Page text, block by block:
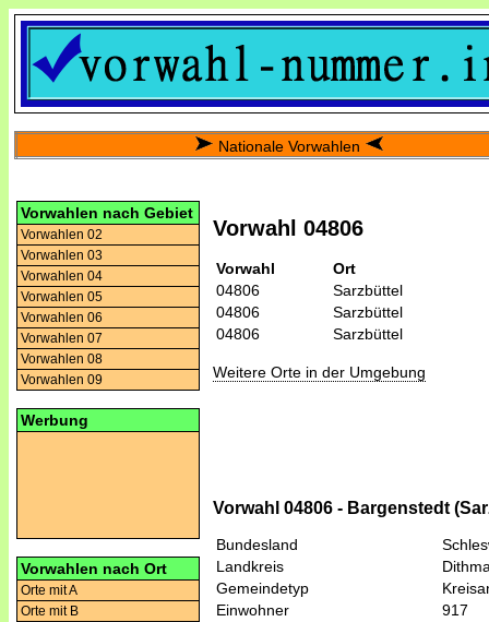
Nationale Vorwahlen
Vorwahlen nach Gebiet
Vorwahlen 02
Vorwahlen 03
Vorwahlen 04
Vorwahlen 05
Vorwahlen 06
Vorwahlen 07
Vorwahlen 08
Vorwahlen 09
Werbung
Vorwahlen nach Ort
Orte mit A
Orte mit B
Vorwahl 04806
Vorwahl
Ort
04806
Sarzbüttel
04806
Sarzbüttel
04806
Sarzbüttel
Weitere Orte in der Umgebung
Vorwahl 04806 - Bargenstedt
Bundesland
Landkreis
Gemeindetyp
Einwohner
917